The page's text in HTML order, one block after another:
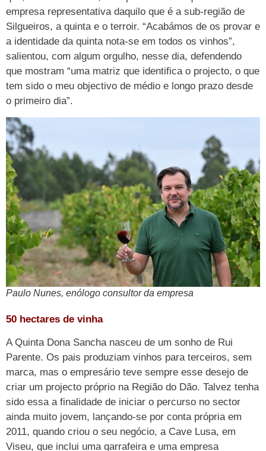
empresa representativa daquilo que é a sub-região de
Silgueiros, a quinta e o terroir. “Acabámos de os provar e
a identidade da quinta nota-se em todos os vinhos”,
salientou, com algum orgulho, nesse dia, defendendo
que mostram “uma matriz que identifica o projecto, o que
tem sido o meu objectivo de médio e longo prazo desde
o primeiro dia”.
Paulo Nunes, enólogo consultor da empresa
50 hectares de vinha
A Quinta Dona Sancha nasceu de um sonho de Rui
Parente. Os pais produziam vinhos para terceiros, sem
marca, mas o empresário teve sempre esse desejo de
criar um projecto próprio na Região do Dão. Talvez tenha
sido essa a finalidade de iniciar o percurso no sector
ainda muito jovem, lançando-se por conta própria em
2011, quando criou o seu negócio, a Cave Lusa, em
Viseu, que inclui uma garrafeira e uma empresa